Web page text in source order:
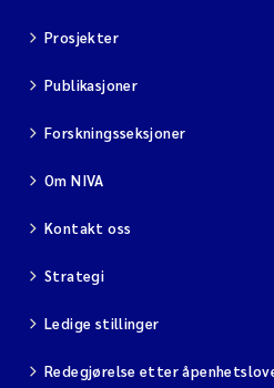
Prosjekter
Publikasjoner
Forskningsseksjoner
Om NIVA
Kontakt oss
Strategi
Ledige stillinger
Redegjørelse etter